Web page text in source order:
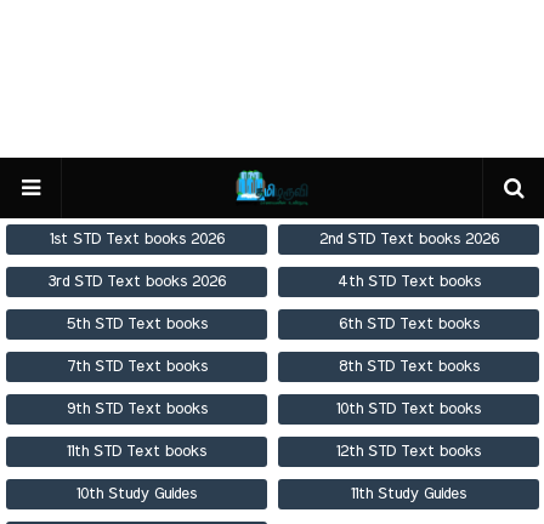
1st STD Text books 2026 2nd STD Text books 2026
3rd STD Text books 2026 4th STD Text books
5th STD Text books 6th STD Text books
7th STD Text books 8th STD Text books
9th STD Text books 10th STD Text books
11th STD Text books 12th STD Text books
10th Study Guides 11th Study Guides